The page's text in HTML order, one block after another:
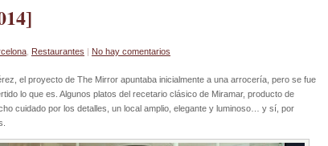
Restaurantes | No hay comentarios
el proyecto de The Mirror apuntaba inicialmente a una arrocería, pero se fue
lo que es. Algunos platos del recetario clásico de Miramar, producto de
cuidado por los detalles, un local amplio, elegante y luminoso… y sí, por